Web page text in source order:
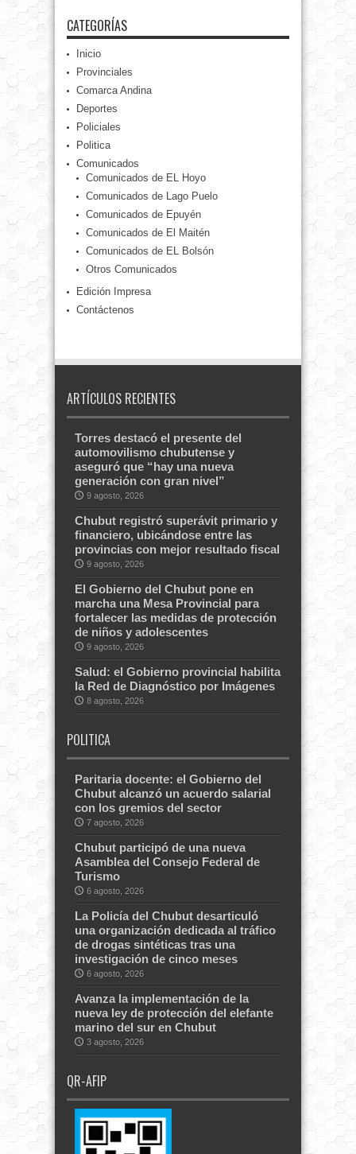
CATEGORÍAS
Inicio
Provinciales
Comarca Andina
Deportes
Policiales
Politica
Comunicados
Comunicados de EL Hoyo
Comunicados de Lago Puelo
Comunicados de Epuyén
Comunicados de El Maitén
Comunicados de EL Bolsón
Otros Comunicados
Edición Impresa
Contáctenos
ARTÍCULOS RECIENTES
Torres destacó el presente del
automovilismo chubutense y
aseguró que “hay una nueva
generación con gran nivel”
9 agosto, 2026
Chubut registró superávit primario y
financiero, ubicándose entre las
provincias con mejor resultado fiscal
9 agosto, 2026
El Gobierno del Chubut pone en
marcha una Mesa Provincial para
fortalecer las medidas de protección
de niños y adolescentes
9 agosto, 2026
Salud: el Gobierno provincial habilita
la Red de Diagnóstico por Imágenes
8 agosto, 2026
POLITICA
Paritaria docente: el Gobierno del
Chubut alcanzó un acuerdo salarial
con los gremios del sector
7 agosto, 2026
Chubut participó de una nueva
Asamblea del Consejo Federal de
Turismo
6 agosto, 2026
La Policía del Chubut desarticuló
una organización dedicada al tráfico
de drogas sintéticas tras una
investigación de cinco meses
6 agosto, 2026
Avanza la implementación de la
nueva ley de protección del elefante
marino del sur en Chubut
3 agosto, 2026
QR-AFIP